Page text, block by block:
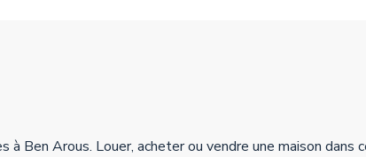
à Ben Arous. Louer, acheter ou vendre une maison